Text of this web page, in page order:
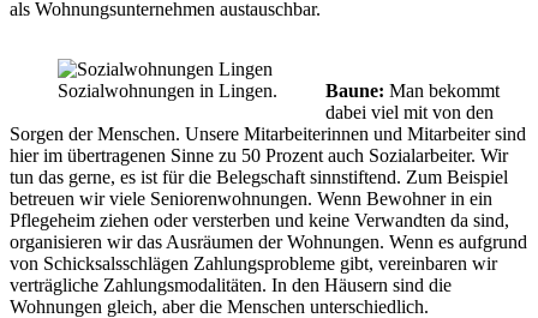
als Wohnungsunternehmen austauschbar.
Sozialwohnungen in Lingen. Baune: Man bekommt
dabei viel mit von den
Sorgen der Menschen. Unsere Mitarbeiterinnen und Mitarbeiter sind
hier im übertragenen Sinne zu 50 Prozent auch Sozialarbeiter. Wir
tun das gerne, es ist für die Belegschaft sinnstiftend. Zum Beispiel
betreuen wir viele Seniorenwohnungen. Wenn Bewohner in ein
Pflegeheim ziehen oder versterben und keine Verwandten da sind,
organisieren wir das Ausräumen der Wohnungen. Wenn es aufgrund
von Schicksalsschlägen Zahlungsprobleme gibt, vereinbaren wir
verträgliche Zahlungsmodalitäten. In den Häusern sind die
Wohnungen gleich, aber die Menschen unterschiedlich.